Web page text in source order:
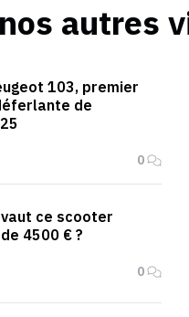
autres
103, premier
de
0
vaut ce scooter
4500 € ?
0